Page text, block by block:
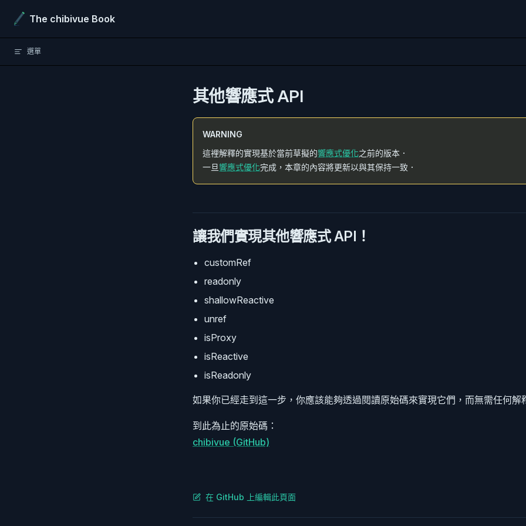
Skip to content
The chibivue Book
選單
其他響應式 API
WARNING
這裡解釋的實現基於當前草擬的響應式優化之前的版本．
一旦響應式優化完成，本章的內容將更新以與其保持一致．
讓我們實現其他響應式 API！
customRef
readonly
shallowReactive
unref
isProxy
isReactive
isReadonly
如果你已經走到這一步，你應該能夠透過閱讀原始碼來實現它們，而無需任何解
到此為止的原始碼：
chibivue (GitHub)
在 GitHub 上編輯此頁面